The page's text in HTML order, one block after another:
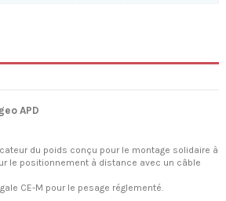
APD
du poids conçu pour le montage solidaire à
le positionnement à distance avec un câble
CE-M pour le pesage réglementé.